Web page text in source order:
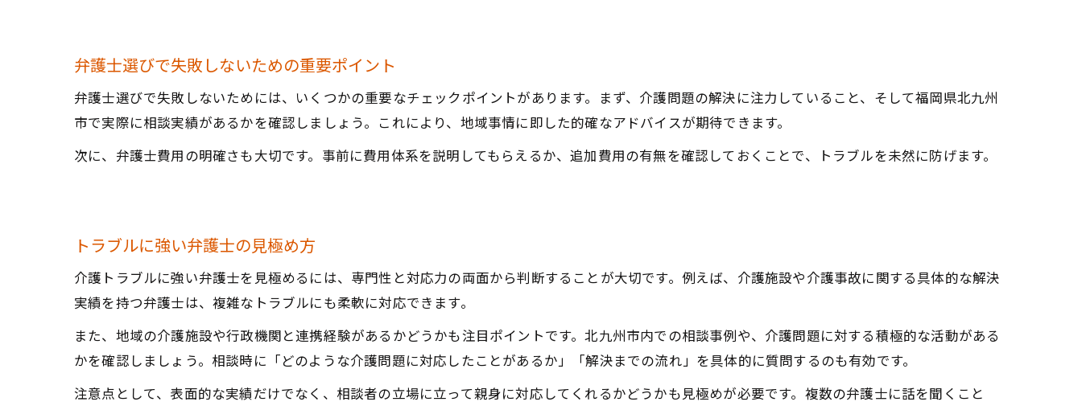
弁護士への相談内容のまとめ方と伝え方
介護現場で法的支援が必要なケース例
弁護士への早期相談が解決を導く理由
相談タイミングを逃さないためのポイント
介護に関する法律支援を受けるメリットとは
弁護士が介護問題で果たす役割と強み
弁護士選びで失敗しないための重要ポイント
弁護士選びで失敗しないためには、いくつかの重要なチェックポイントがあります。まず、介護問題の解決に注力していること、そして福岡県北九州
市で実際に相談実績があるかを確認しましょう。これにより、地域事情に即した的確なアドバイスが期待できます。
次に、弁護士費用の明確さも大切です。事前に費用体系を説明してもらえるか、追加費用の有無を確認しておくことで、トラブルを未然に防げます。
トラブルに強い弁護士の見極め方
介護トラブルに強い弁護士を見極めるには、専門性と対応力の両面から判断することが大切です。例えば、介護施設や介護事故に関する具体的な解決
実績を持つ弁護士は、複雑なトラブルにも柔軟に対応できます。
また、地域の介護施設や行政機関と連携経験があるかどうかも注目ポイントです。北九州市内での相談事例や、介護問題に対する積極的な活動がある
かを確認しましょう。相談時に「どのような介護問題に対応したことがあるか」「解決までの流れ」を具体的に質問するのも有効です。
注意点として、表面的な実績だけでなく、相談者の立場に立って親身に対応してくれるかどうかも見極めが必要です。複数の弁護士に話を聞くこと